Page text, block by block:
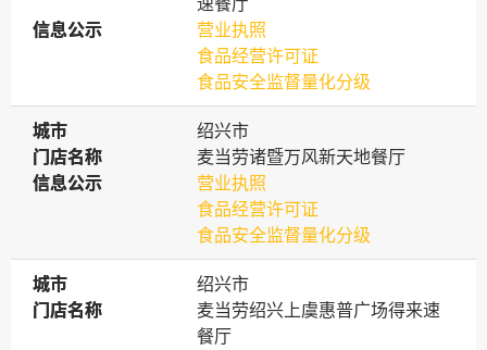
信息公示
信息公示
营业执照
食品经营许可证
食品安全监督量化分级
城市
城市
绍兴市
门店名称
门店名称
麦当劳诸暨万风新天地餐厅
信息公示
信息公示
营业执照
食品经营许可证
食品安全监督量化分级
城市
城市
绍兴市
门店名称
门店名称
麦当劳绍兴上虞惠普广场得来速
餐厅